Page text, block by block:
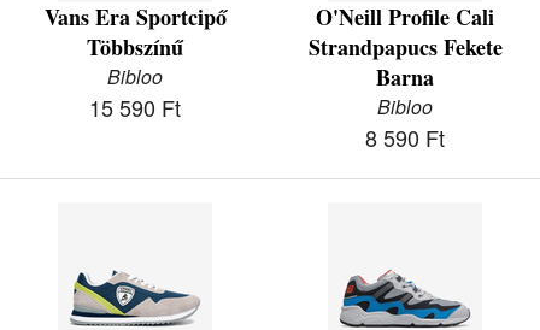
Vans Era Sportcipő
Többszínű
Bibloo
15 590 Ft
O'Neill Profile Cali
Strandpapucs Fekete
Barna
Bibloo
8 590 Ft